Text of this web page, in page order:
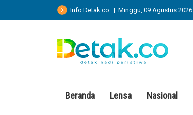
Info Detak.co | Minggu, 09 Agustus 2026
Beranda Lensa Nasional